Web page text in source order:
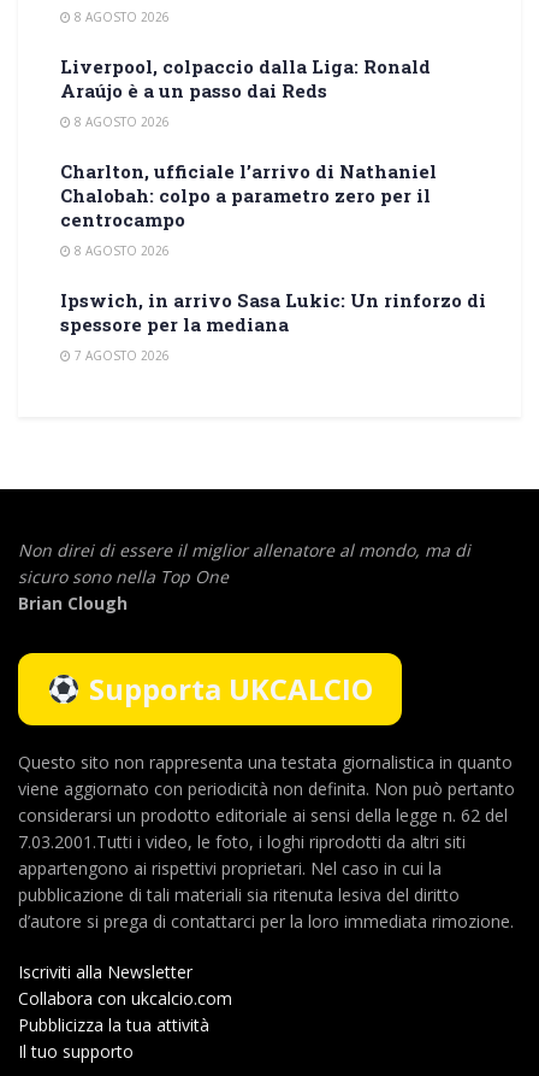
8 AGOSTO 2026
Liverpool, colpaccio dalla Liga: Ronald
Araújo è a un passo dai Reds
8 AGOSTO 2026
Charlton, ufficiale l’arrivo di Nathaniel
Chalobah: colpo a parametro zero per il
centrocampo
8 AGOSTO 2026
Ipswich, in arrivo Sasa Lukic: Un rinforzo di
spessore per la mediana
7 AGOSTO 2026
Non direi di essere il miglior allenatore al mondo, ma di
sicuro sono nella Top One
Brian Clough
Supporta UKCALCIO
Questo sito non rappresenta una testata giornalistica in quanto
viene aggiornato con periodicità non definita. Non può pertanto
considerarsi un prodotto editoriale ai sensi della legge n. 62 del
7.03.2001.Tutti i video, le foto, i loghi riprodotti da altri siti
appartengono ai rispettivi proprietari. Nel caso in cui la
pubblicazione di tali materiali sia ritenuta lesiva del diritto
d’autore si prega di contattarci per la loro immediata rimozione.
Iscriviti alla Newsletter
Collabora con ukcalcio.com
Pubblicizza la tua attività
Il tuo supporto